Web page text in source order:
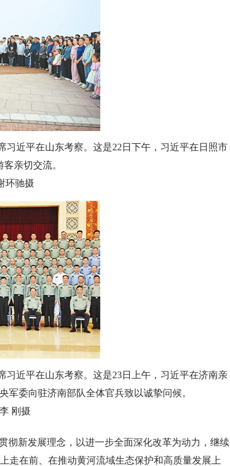
近平在山东考察。这是22日下午，习近平在日照市
亲切交流。
驰摄
近平在山东考察。这是23日上午，习近平在济南亲
军委向驻济南部队全体官兵致以诚挚问候。
刚摄
新发展理念，以进一步全面深化改革为动力，继续
走在前、在推动黄河流域生态保护和高质量发展上